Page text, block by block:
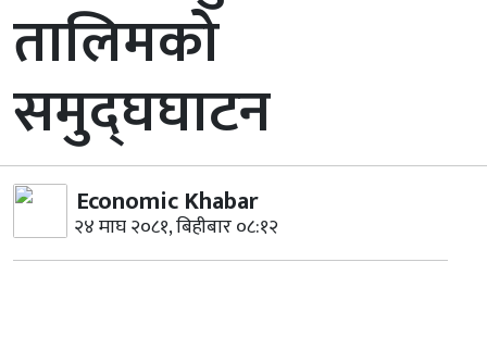
तालिमको
समुद्घघाटन
Economic Khabar
२४ माघ २०८१, बिहीबार ०८:१२